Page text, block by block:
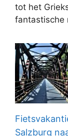
tot het
fantastische
Salzburg